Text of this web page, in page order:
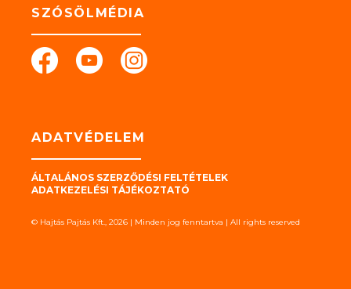
SZÓSÖLMÉDIA
ADATVÉDELEM
ÁLTALÁNOS SZERZŐDÉSI FELTÉTELEK
ADATKEZELÉSI TÁJÉKOZTATÓ
© Hajtás Pajtás Kft., 2026 | Minden jog fenntartva | All rights reserved